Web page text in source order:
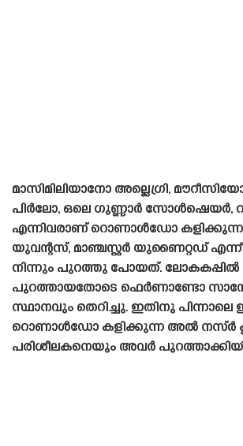
മാസിമിലിയാനോ അല്ലെഗ്രി,
പിർലോ, ഒലെ ഗുണ്ണാർ സോൾഷെയർ,
എന്നിവരാണ് റൊണാൾഡോ
യുവന്റസ്, മാഞ്ചസ്റ്റർ യുണൈറ്റഡ്
നിന്നും പുറത്തു പോയത്. ലോകകപ്പിൽ
പുറത്തായതോടെ ഫെർണാണ്ടോ
സ്ഥാനവും തെറിച്ചു. ഇതിനു പിന്നാലെ
റൊണാൾഡോ കളിക്കുന്ന അൽ നസ്ർ
പരിശീലകനെയും അവർ